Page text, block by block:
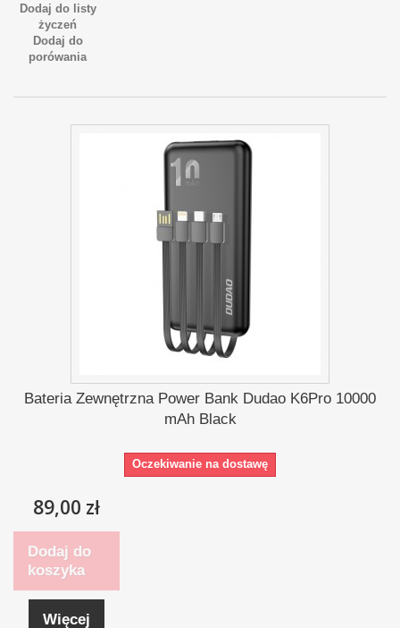
Dodaj do listy
życzeń
Dodaj do
porówania
Bateria Zewnętrzna Power Bank Dudao K6Pro 10000
mAh Black
Oczekiwanie na dostawę
89,00 zł
Dodaj do
koszyka
Więcej